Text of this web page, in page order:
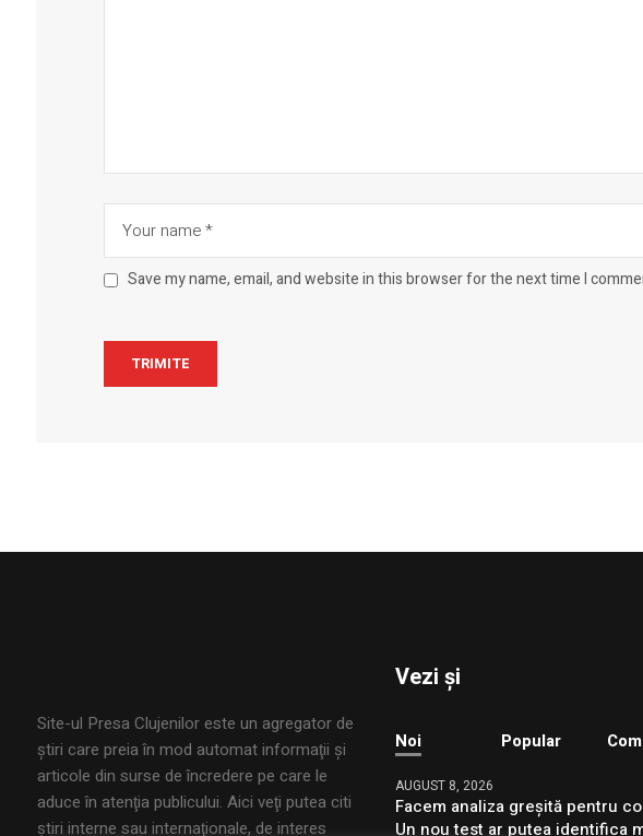
Save my name, email, and website in this browser for the next time I
Site-ul Presa Clujenilor este un agregator de
ştiri care preia în mod automat informaţii şi
articole din surse de încredere pe care le
aduce în atenţia publicului. Aici veţi putea citi
ştiri interne sau internaţionale, de interes
Vezi și
Noi Popular
AUGUST 8, 2026
Facem analiza greșită pentru
Un nou test ar putea identifica